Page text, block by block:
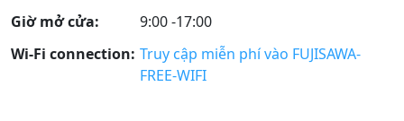
Giờ mở cửa:
9:00 -17:00
Wi-Fi connection: Truy cập miễn phí vào FUJISAWA-
FREE-WIFI